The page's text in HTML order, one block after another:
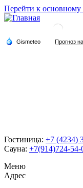
Перейти к
Гостиница: +7 (4234)
Сауна: +7(914)724-54-
Меню
Адрес